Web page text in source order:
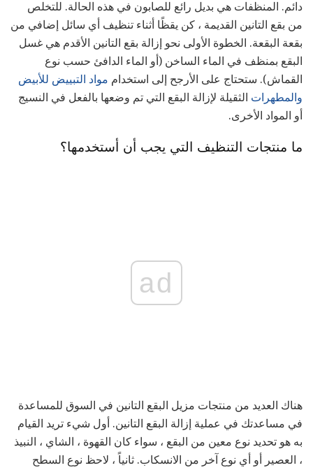
دائم. المنظفات هي بديل رائع للصابون في هذه الحالة. للتخلص
من بقع التانين القديمة ، كن يقظًا أثناء تنظيف أي سائل إضافي من
بقعة البقعة. الخطوة الأولى نحو إزالة بقع التانين الأقدم هي غسل
البقع بمنظف في الماء الساخن (أو الماء الدافئ حسب نوع
القماش). ستحتاج على الأرجح إلى استخدام مواد التبييض للأبيض
والمطهرات الثقيلة لإزالة البقع التي تم وضعها بالفعل في النسيج
أو المواد الأخرى.
ما منتجات التنظيف التي يجب أن أستخدمها؟
ad
هناك العديد من منتجات مزيل البقع التانين في السوق للمساعدة
في مساعدتك في عملية إزالة البقع التانين. أول شيء تريد القيام
به هو تحديد نوع معين من البقع ، سواء كان القهوة ، الشاي ، النبيذ
، العصير أو أي نوع آخر من الانسكاب. ثانياً ، لاحظ نوع السطح